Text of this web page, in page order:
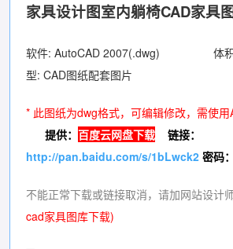
家具设计图室内躺椅CAD家具
软件: AutoCAD 2007(.dwg) 体
型: CAD图纸配套图片
* 此图纸为dwg格式，可编辑修改，需使
提供： 百度云网盘下载 链接：
http://pan.baidu.com/s/1bLwck2 密码
不能正常下载或链接取消，请加网站设计
cad家具图库下载)